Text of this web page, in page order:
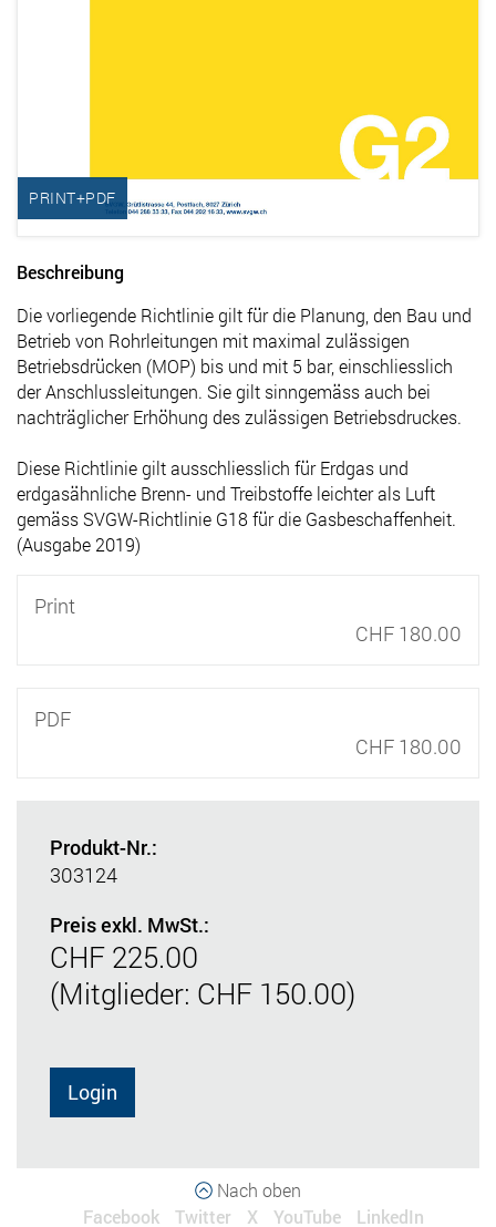
PRINT+PDF
Beschreibung
Die vorliegende Richtlinie gilt für die Planung, den Bau und
Betrieb von Rohrleitungen mit maximal zulässigen
Betriebsdrücken (MOP) bis und mit 5 bar, einschliesslich
der Anschlussleitungen. Sie gilt sinngemäss auch bei
nachträglicher Erhöhung des zulässigen Betriebsdruckes.
Diese Richtlinie gilt ausschliesslich für Erdgas und
erdgasähnliche Brenn- und Treibstoffe leichter als Luft
gemäss SVGW-Richtlinie G18 für die Gasbeschaffenheit.
(Ausgabe 2019)
Print
CHF 180.00
PDF
CHF 180.00
Produkt-Nr.:
303124
Preis exkl. MwSt.:
CHF 225.00
(Mitglieder: CHF 150.00)
Login
Nach oben
Facebook
Twitter X YouTube LinkedIn